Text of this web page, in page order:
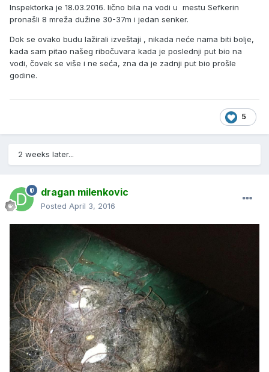
Inspektorka je 18.03.2016. lično bila na vodi u mestu Sefkerin
pronašli 8 mreža dužine 30-37m i jedan senker.
Dok se ovako budu lažirali izveštaji , nikada neće nama biti bolje,
kada sam pitao našeg ribočuvara kada je poslednji put bio na
vodi, čovek se više i ne seća, zna da je zadnji put bio prošle
godine.
5
2 weeks later...
dragan milenkovic
Posted April 3, 2016